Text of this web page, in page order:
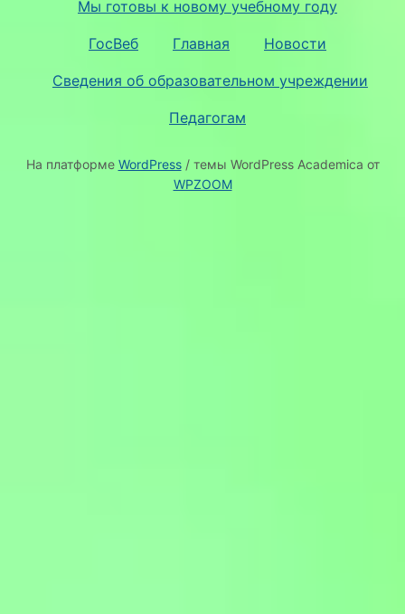
Мы готовы к новому учебному году
ГосВеб Главная Новости
Сведения об образовательном учреждении
Педагогам
На платформе WordPress/ темы WordPress Academica от
WPZOOM